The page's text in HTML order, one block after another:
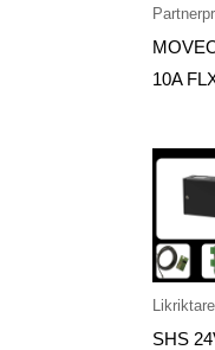
10A
SHS